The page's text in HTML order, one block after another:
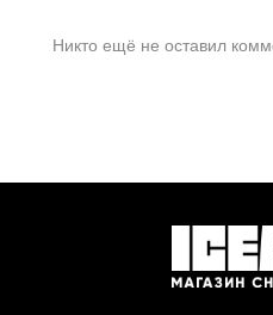
Никто ещё не оставил